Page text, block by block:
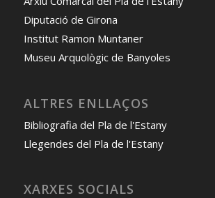
Diputació de Girona
Institut Ramon Muntaner
Museu Arquològic de Banyoles
ALTRES ENLLAÇOS
Bibliografia del Pla de l'Estany
Llegendes del Pla de l'Estany
XARXES SOCIALS